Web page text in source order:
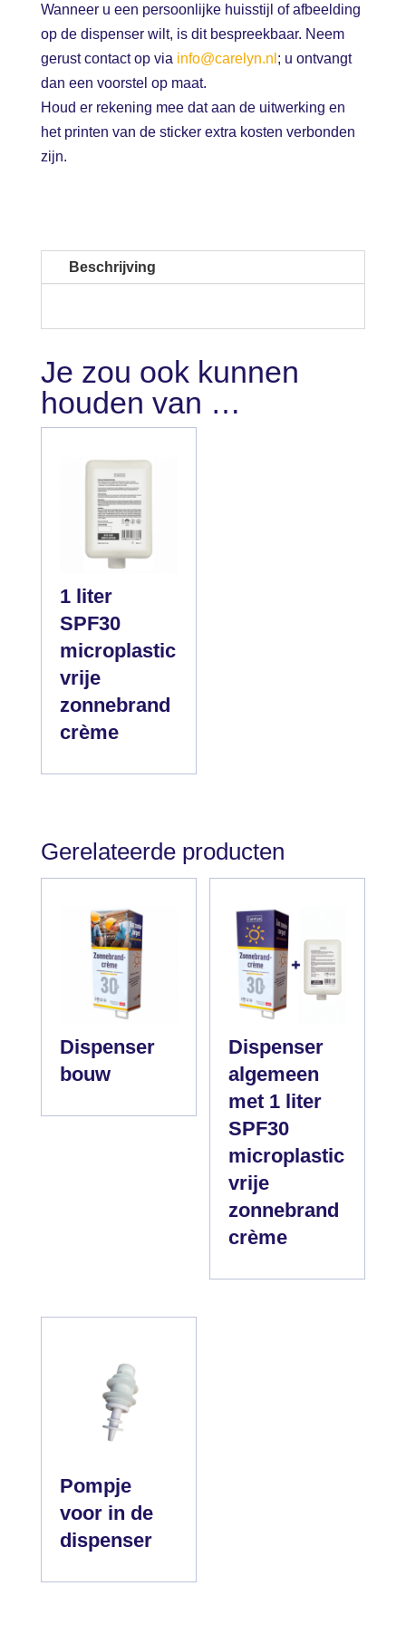
Wanneer u een persoonlijke huisstijl of afbeelding
op de dispenser wilt, is dit bespreekbaar. Neem
gerust contact op via info@carelyn.nl ; u ontvangt
dan een voorstel op maat.
Houd er rekening mee dat aan de uitwerking en
het printen van de sticker extra kosten verbonden
zijn.
Beschrijving
Je zou ook kunnen
houden van …
1 liter
SPF30
microplastic
vrije
zonnebrand
crème
Gerelateerde producten
Dispenser
bouw
Dispenser
algemeen
met 1 liter
SPF30
microplastic
vrije
zonnebrand
crème
Pompje
voor in de
dispenser